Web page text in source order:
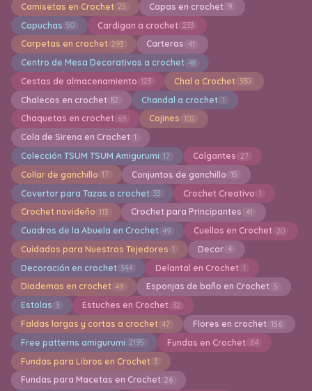
Camisetas en Crochet 25 Capas en crochet 9
Capuchas 50 Cardigan a crochet 233
Carpetas en crochet 293 Carteras 41
Centro de Mesa Decorativos a crochet 48
Cestas de almacenamiento 123 Chal a Crochet 330
Chalecos en crochet 82 Chandal a crochet 1
Chaquetas en crochet 69 Cojines 102
Cola de Sirena en Crochet 1
Colección TSUM TSUM Amigurumi 17 Colgantes 27
Collar de ganchillo 17 Conjuntos de ganchillo 15
Covertor para Tazas a crochet 33 Crochet Creativo 1
Crochet navideño 113 Crochet para Principantes 41
Cuadros de la Abuela en Crochet 49 Cuellos en Crochet 20
Cuidados para Nuestros Tejedores 1 Decor 4
Decoración en crochet 344 Delantal en Crochet 1
Diademas en crochet 49 Esponjas de baño en Crochet 5
Estolas 3 Estuches en Crochet 32
Faldas largas y cortas a crochet 47 Flores en crochet 156
Free patterns amigurumi 2195 Fundas en Crochet 64
Fundas para Libros en Crochet 3
Fundas para Macetas en Crochet 26